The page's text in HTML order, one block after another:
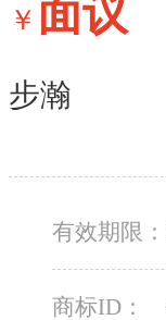
￥ 面议
步瀚
有效期限：
商标ID：